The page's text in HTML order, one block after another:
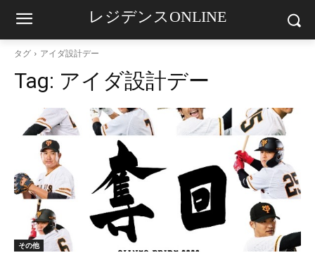
レジデンスONLINE
タグ アイダ設計デー
Tag: アイダ設計デー
その他